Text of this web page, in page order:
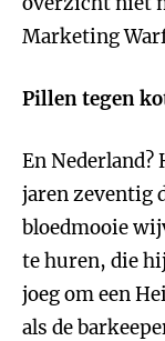
Marketing
Pillen tegen
En Nederland?
jaren zeventig
bloedmooie
te huren, die
joeg om een
als de